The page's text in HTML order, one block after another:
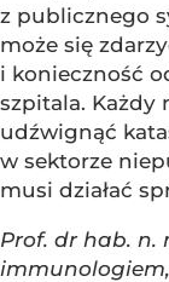
z publicznego
może się
i konieczność
szpitala. Każdy
udźwignąć
w sektorze
musi działać
Prof. dr hab. n.